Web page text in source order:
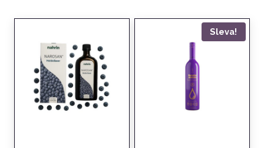
Sleva!